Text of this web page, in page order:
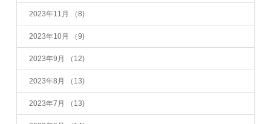
2023年11月 （8)
2023年10月 （9)
2023年9月 （12)
2023年8月 （13)
2023年7月 （13)